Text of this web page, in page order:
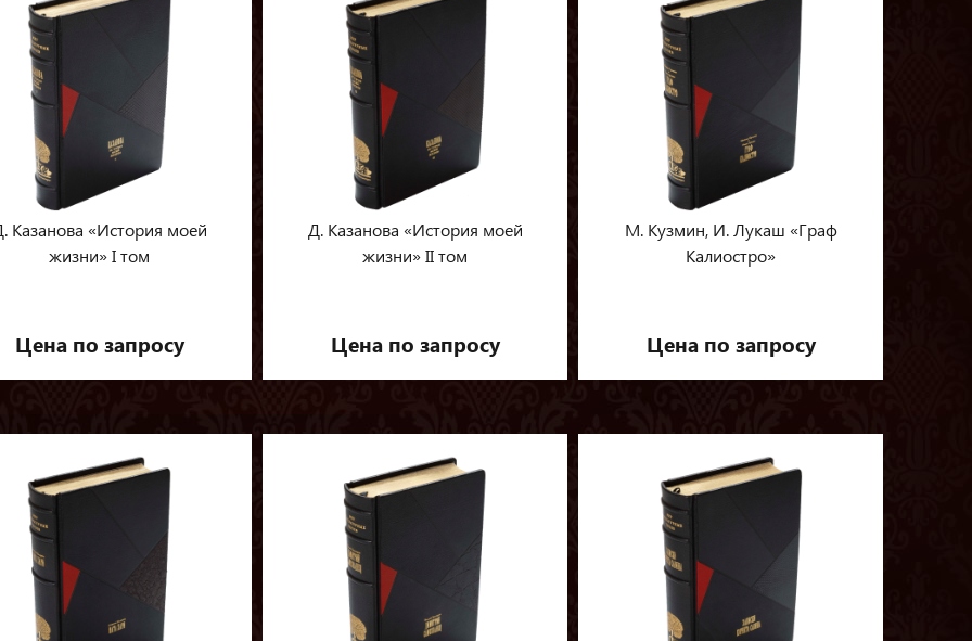
Казанова «История моей
жизни» I том
Цена по запросу
Д. Казанова «История моей
жизни» II том
Цена по запросу
М. Кузмин, И. Лукаш «Граф
Калиостро»
Цена по запросу